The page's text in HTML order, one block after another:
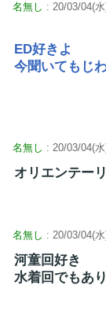
名無し : 20/03/04(
ED好きよ
今聞いてもじ
名無し : 20/03/04(
オリエンテー
名無し : 20/03/04(
河童回好き
水着回でもあ